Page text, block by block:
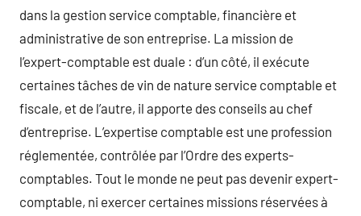
dans la gestion service comptable, financière et
administrative de son entreprise. La mission de
l’expert-comptable est duale : d’un côté, il exécute
certaines tâches de vin de nature service comptable et
fiscale, et de l’autre, il apporte des conseils au chef
d’entreprise. L’expertise comptable est une profession
réglementée, contrôlée par l’Ordre des experts-
comptables. Tout le monde ne peut pas devenir expert-
comptable, ni exercer certaines missions réservées à